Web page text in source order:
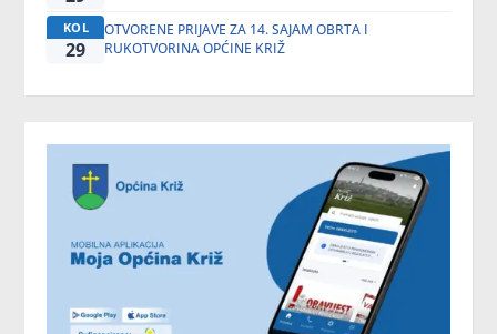
KOL
29
OTVORENE PRIJAVE ZA 14. SAJAM OBRTA I
RUKOTVORINA OPĆINE KRIŽ